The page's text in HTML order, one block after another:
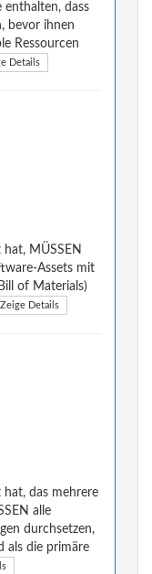
enthalten, dass
bevor ihnen
Ressourcen
Details
hat, MÜSSEN
Assets mit
of Materials)
Zeige Details
hat, das mehrere
alle
durchsetzen,
als die primäre